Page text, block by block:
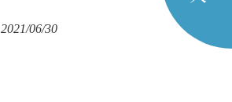
2021/06/30